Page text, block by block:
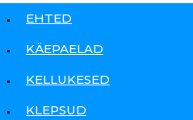
EHTED
KÄEPAELAD
KELLUKESED
KLEPSUD